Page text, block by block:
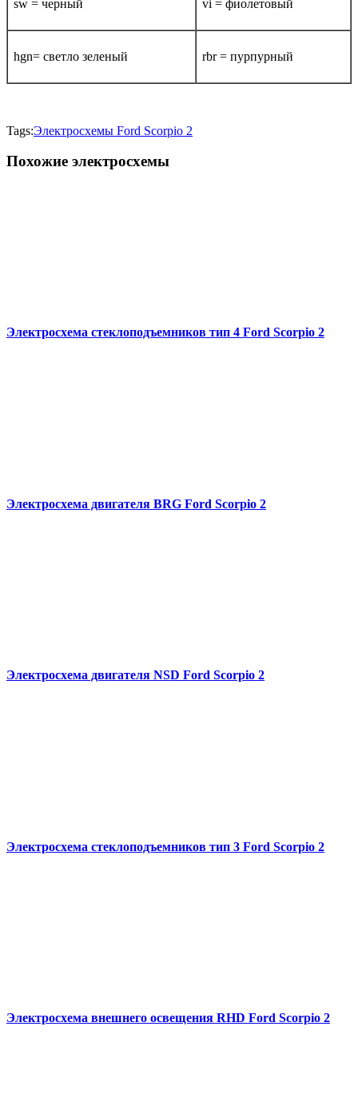
sw = черный vi = фиолетовый
hgn= светло зеленый rbr = пурпурный
Tags:Электросхемы Ford Scorpio 2
Похожие электросхемы
Электросхема стеклоподъемников тип 4 Ford Scorpio 2
Электросхема двигателя BRG Ford Scorpio 2
Электросхема двигателя NSD Ford Scorpio 2
Электросхема стеклоподъемников тип 3 Ford Scorpio 2
Электросхема внешнего освещения RHD Ford Scorpio 2